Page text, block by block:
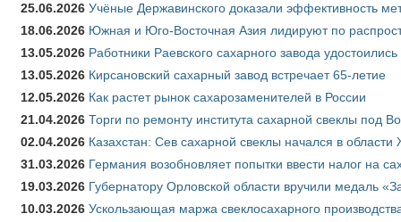
25.06.2026 Учёные Державинского доказали эффективность
18.06.2026 Южная и Юго-Восточная Азия лидируют по
13.05.2026 Работники Раевского сахарного завода удостоились
13.05.2026 Кирсановский сахарный завод встречает 65-летие
12.05.2026 Как растет рынок сахарозаменителей в России
21.04.2026 Торги по ремонту института сахарной свеклы под
02.04.2026 Казахстан: Сев сахарной свеклы начался в области
31.03.2026 Германия возобновляет попытки ввести налог на
19.03.2026 Губернатору Орловской области вручили медаль
10.03.2026 Ускользающая маржа свеклосахарного